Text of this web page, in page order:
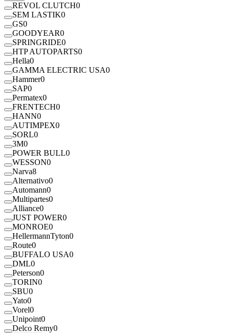
REVOL CLUTCH0
SEM LASTIK0
GS0
GOODYEAR0
SPRINGRIDE0
HTP AUTOPARTS0
Hella0
GAMMA ELECTRIC USA0
Hammer0
SAP0
Permatex0
FRENTECH0
HANN0
AUTIMPEX0
SORL0
3M0
POWER BULL0
WESSON0
Narva8
Alternativo0
Automann0
Multipartes0
Alliance0
JUST POWER0
MONROE0
HellermannTyton0
Route0
BUFFALO USA0
DML0
Peterson0
TORIN0
SBU0
Yato0
Vorel0
Unipoint0
Delco Remy0